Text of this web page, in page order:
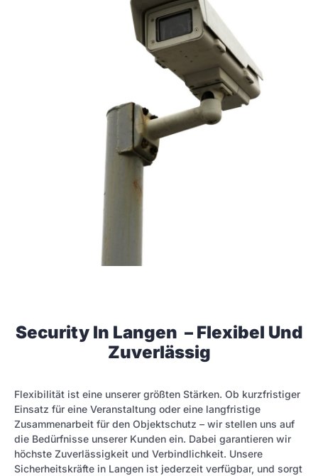
Security In Langen – Flexibel Und
Zuverlässig
Flexibilität ist eine unserer größten Stärken. Ob kurzfristiger
Einsatz für eine Veranstaltung oder eine langfristige
Zusammenarbeit für den Objektschutz – wir stellen uns auf
die Bedürfnisse unserer Kunden ein. Dabei garantieren wir
höchste Zuverlässigkeit und Verbindlichkeit. Unsere
Sicherheitskräfte in Langen ist jederzeit verfügbar, und sorgt